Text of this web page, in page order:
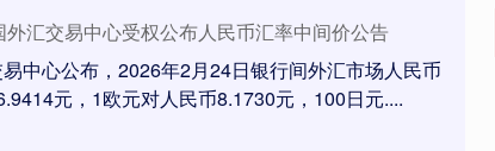
汇交易中心受权公布人民币汇率中间价公告
中心公布，2026年2月24日银行间外汇市场人民币
元，1欧元对人民币8.1730元，100日元....